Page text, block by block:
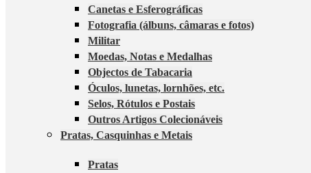
Canetas e Esferográficas
Fotografia (álbuns, câmaras e fotos)
Militar
Moedas, Notas e Medalhas
Objectos de Tabacaria
Óculos, lunetas, lornhões, etc.
Selos, Rótulos e Postais
Outros Artigos Colecionáveis
Pratas, Casquinhas e Metais
Pratas